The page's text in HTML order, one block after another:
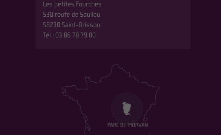
Les petites Fourches
530 route de Saulieu
58230 Saint-Brisson
Tél : 03 86 78 79 00